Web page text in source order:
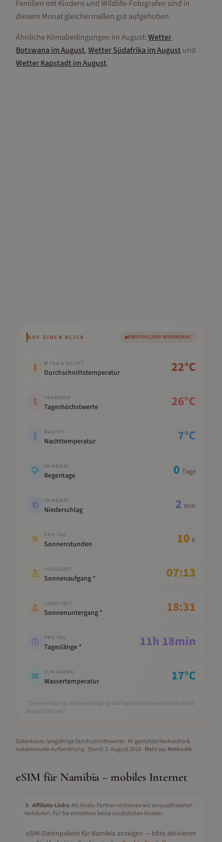
Familien mit Kindern und Wildlife-Fotografen sind in
diesem Monat gleichermaßen gut aufgehoben.
Ähnliche Klimabedingungen imAugust:Wetter
Botswana imAugust,WetterSüdafrika imAugustund
WetterKapstadtimAugust.
AUF EINEN BLICK EMPFOHLENER REISEMONAT
Ø TAG & NACHT
Durchschnittstemperatur 22°C
TAGSÜBER
Tageshöchstwerte 26°C
NACHTS
Nachttemperatur 7°C
IM MONAT
Regentage 0 Tage
IM MONAT
Niederschlag 2 mm
PRO TAG
Sonnenstunden 10 h
LOKALZEIT
Sonnenaufgang * 07:13
LOKALZEIT
Sonnenuntergang * 18:31
PRO TAG
Tageslänge * 11h 18min
ZUM BADEN
Wassertemperatur 17°C
* Sonnenaufgang, Sonnenuntergang und Tageslänge berechnet für den 15.
August (Ortszeit).
Datenbasis: langjährige Durchschnittswerte · KI-gestützte Recherche &
redaktionelle Aufbereitung· Stand: 3. August 2026· Mehr zur Methodik
eSIM für Namibia – mobiles Internet
📱 Affiliate-Links:Als Airalo-Partner verdienen wir an qualifizierten
Verkäufen. Für Sie entstehen keine zusätzlichen Kosten.
eSIM-Datenpakete für Namibia anzeigen — bitte aktivieren